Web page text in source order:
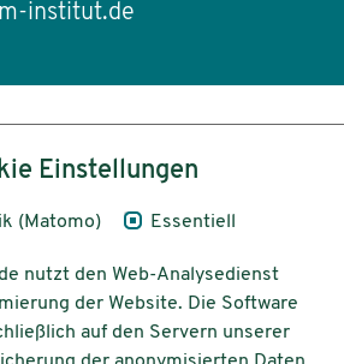
institut.de
Einstellungen
(Matomo) Essentiell
nutzt den Web-Analysedienst
der Website. Die Software
auf den Servern unserer